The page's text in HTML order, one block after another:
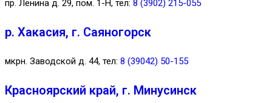
пр. Ленина д. 29, пом. 1-Н, тел: 8 (3902) 215-055
р. Хакасия, г. Саяногорск
мкрн. Заводской д. 44, тел: 8 (39042) 50-155
Красноярский край, г. Минусинск